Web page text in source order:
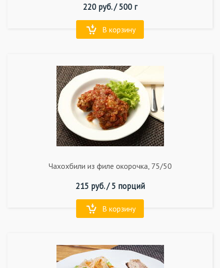
220руб. /500 г
В корзину
Чахохбили из филе окорочка, 75/50
215 руб. /5 порций
В корзину